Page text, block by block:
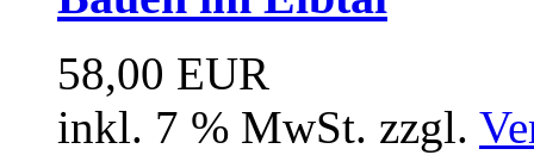
58,00 EUR
inkl. 7 % MwSt. zzgl.